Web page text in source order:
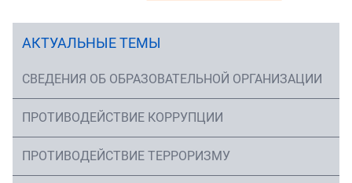
АКТУАЛЬНЫЕ ТЕМЫ
СВЕДЕНИЯ ОБ ОБРАЗОВАТЕЛЬНОЙ ОРГАНИЗАЦИИ
ПРОТИВОДЕЙСТВИЕ КОРРУПЦИИ
ПРОТИВОДЕЙСТВИЕ ТЕРРОРИЗМУ